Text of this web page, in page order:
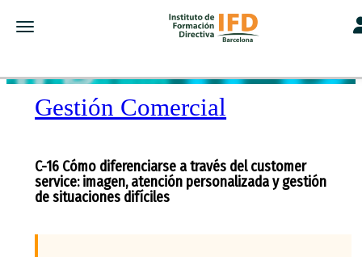
Toggle navigation
Gestión Comercial
C-16 Cómo diferenciarse a través del customer
service: imagen, atención personalizada y gestión
de situaciones difíciles